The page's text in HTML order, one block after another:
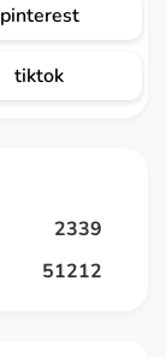
pinterest
tiktok
2339
51212